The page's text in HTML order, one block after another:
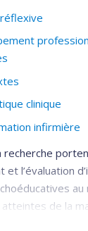
clinique
infirmière
recherche
l’évaluation
de la
de maladies